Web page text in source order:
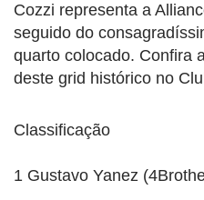
Cozzi representa a
seguido do
quarto colocado. Confira
deste grid histórico no
Classificação
1 Gustavo Yanez